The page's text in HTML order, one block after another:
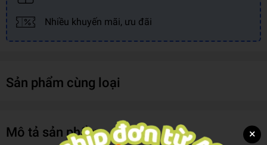
Nhiều khuyến mãi, ưu đãi
Sản phẩm cùng loại
Mô tả sản phẩm ×